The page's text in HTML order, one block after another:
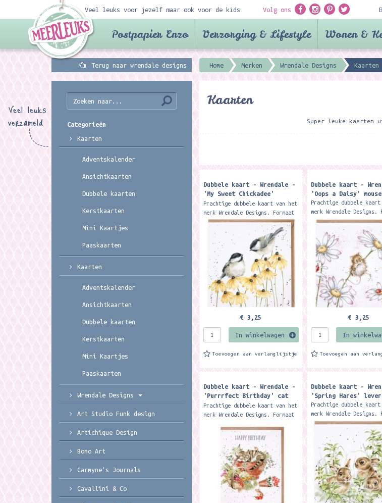
Veel leuks voor jezelf maar ook voor de kids Volg ons
Postpapier Enzo Verzorging & Lifestyle Wonen &
Terug naar wrendale designs Home Merken Wrendale Designs Kaarten
Kaarten
Super leuke kaarten
Dubbele kaart - Wrendale -
'My Sweet Chickadee'
Chickadee card
Prachtige dubbele kaart van het
merk Wrendale Designs. Formaat
15 x 15 cm. Met kraft envelop
Featuring two lovely
chickadees, this card is...
€ 3,25
In winkelwagen
Toevoegen aan verlanglijstje
Dubbele kaart -
'Oops a Daisy'
Prachtige dubbele
merk Wrendale Designs.
15 x 15 cm. Met kraft
Featuring an
depicted mouse...
€ 3,25
In
Toevoegen aan
Dubbele kaart - Wrendale -
'Purrrfect Birthday' cat
birthday card
Prachtige dubbele kaart van het
merk Wrendale Designs. Formaat
envelop Send your birthday
wishes with this...
Dubbele kaart -
'Spring Hares'
Prachtige dubbele
merk Wrendale Designs.
15 x 15 cm. Met kraft
Featuring three lovely
this card is...
Veel leuks
verzameld
Categorieën
Kaarten
Adventskalender
Ansichtkaarten
Dubbele kaarten
Kerstkaarten
Mini Kaartjes
Paaskaarten
Kaarten
Adventskalender
Ansichtkaarten
Dubbele kaarten
Kerstkaarten
Mini Kaartjes
Paaskaarten
Wrendale Designs
Art Studio Funk design
Artichique Design
Bomo Art
Carmyne's Journals
Cavallini & Co